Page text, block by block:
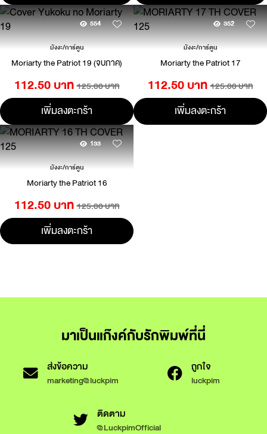
554
มังงะ/การ์ตูน
Moriarty the Patriot 19 (จบภาค)
112.50 บาท 125.00 บาท
เพิ่มลงตะกร้า
352
มังงะ/การ์ตูน
Moriarty the Patriot 17
112.50 บาท 125.00 บาท
เพิ่มลงตะกร้า
133
มังงะ/การ์ตูน
Moriarty the Patriot 16
112.50 บาท 125.00 บาท
เพิ่มลงตะกร้า
มาเป็นแก๊งค์กับรักพิมพ์ที่นี่
ส่งข้อความ
marketing@luckpim
ถูกใจ
luckpim
ติดตาม
@LuckpimOfficial